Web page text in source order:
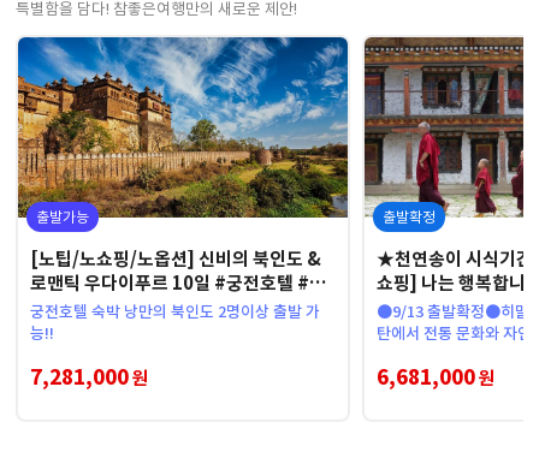
특별함을 담다! 참좋은여행만의 새로운 제안!
출발가능
[노팁/노쇼핑/노옵션] 신비의 북인도 &
로맨틱 우다이푸르 10일 #궁전호텔 #갠
지스강 #타지마할 #캔들디너
궁전호텔 숙박 낭만의 북인도 2명이상 출발 가
능!!
7,281,000원
출발확정
★천연송이 시식기
쇼핑] 나는 행복합니
특급호텔 #탁상사원
●9/13 출발확정●히말
탄에서 전통 문화와 자연
6,681,000원